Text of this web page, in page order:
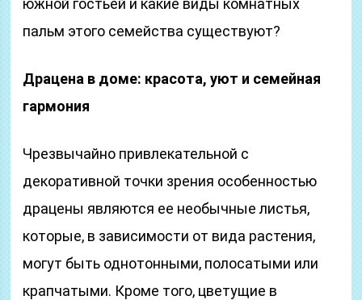
южной гостьей и какие виды комнатных
пальм этого семейства существуют?
Драцена в доме: красота, уют и семейная
гармония
Чрезвычайно привлекательной с
декоративной точки зрения особенностью
драцены являются ее необычные листья,
которые, в зависимости от вида растения,
могут быть однотонными, полосатыми или
крапчатыми. Кроме того, цветущие в